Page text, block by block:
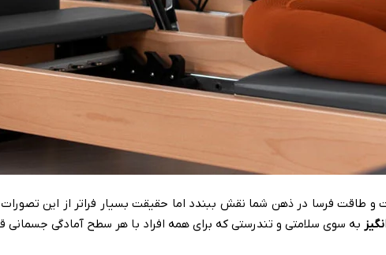
طاقت فرسا در ذهن شما نقش ببندد اما حقیقت بسیار فراتر از این
به سوی سلامتی و تندرستی که برای همه افراد با هر سطح آمادگی